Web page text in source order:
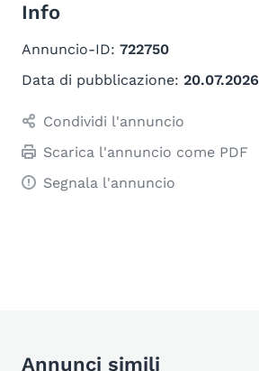
Info
Annuncio-ID: 722750
Data di pubblicazione: 20.07.2026
Condividi l'annuncio
Scarica l'annuncio come PDF
Segnala l'annuncio
Annunci simili